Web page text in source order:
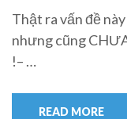
Thật ra vấn đề
nhưng cũng
!– …
READ MORE